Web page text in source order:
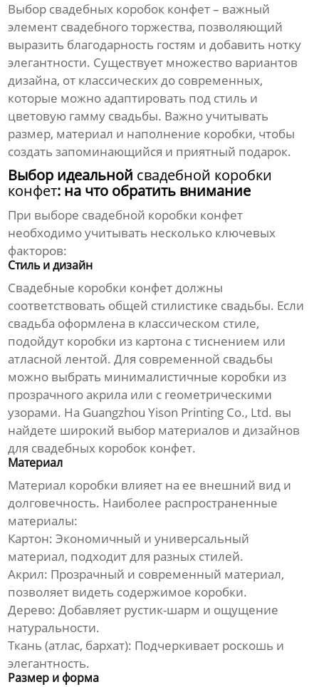
Выбор свадебных коробок конфет– важный
элемент свадебного торжества, позволяющий
выразить благодарность гостям и добавить нотку
элегантности. Существует множество вариантов
дизайна, от классических до современных,
которые можно адаптировать под стиль и
цветовую гамму свадьбы. Важно учитывать
размер, материал и наполнение коробки, чтобы
создать запоминающийся и приятный подарок.
Выбор идеальной свадебной коробки
конфет: на что обратить внимание
При выборе свадебной коробки конфет
необходимо учитывать несколько ключевых
факторов:
Стиль и дизайн
Свадебные коробки конфетдолжны
соответствовать общей стилистике свадьбы. Если
свадьба оформлена в классическом стиле,
подойдут коробки из картона с тиснением или
атласной лентой. Для современной свадьбы
можно выбрать минималистичные коробки из
прозрачного акрила или с геометрическими
узорами. На Guangzhou Yison Printing Co., Ltd. вы
найдете широкий выбор материалов и дизайнов
для свадебных коробок конфет.
Материал
Материал коробки влияет на ее внешний вид и
долговечность. Наиболее распространенные
материалы:
Картон: Экономичный и универсальный
материал, подходит для разных стилей.
Акрил: Прозрачный и современный материал,
позволяет видеть содержимое коробки.
Дерево: Добавляет рустик-шарм и ощущение
натуральности.
Ткань (атлас, бархат): Подчеркивает роскошь и
элегантность.
Размер и форма